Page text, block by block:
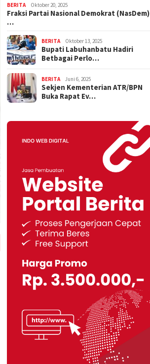
BERITA Oktober 20, 2025
Fraksi Partai Nasional Demokrat (NasDem)
…
BERITA Oktober 13, 2025
Bupati Labuhanbatu Hadiri
Betbagai Perlo…
BERITA Juni 6, 2025
Sekjen Kementerian ATR/BPN
Buka Rapat Ev…